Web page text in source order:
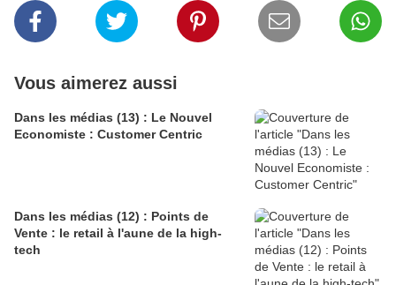
Vous aimerez aussi
Dans les médias (13) : Le Nouvel
Economiste : Customer Centric
Dans les médias (12) : Points de
Vente : le retail à l'aune de la high-
tech